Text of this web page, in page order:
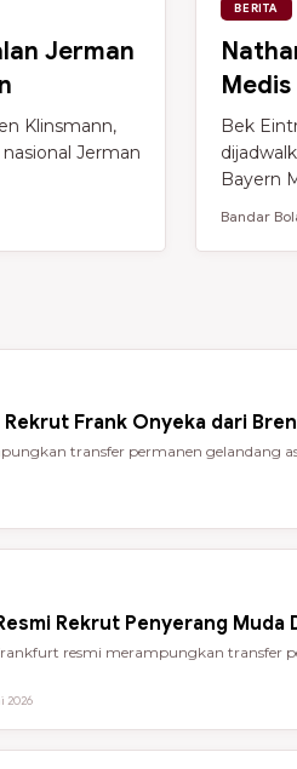
Jerman
Klinsmann,
Jerman
BERITA
Bek
Bayern
Bandar
Frank Onyeka dari
transfer permanen gelandang
Rekrut Penyerang Muda
resmi merampungkan transfer
2026